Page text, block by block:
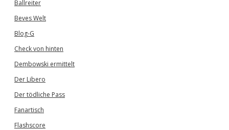
Ballreiter
Beves Welt
Blog-G
Check von hinten
Dembowski ermittelt
Der Libero
Der tödliche Pass
Fanartisch
Flashscore